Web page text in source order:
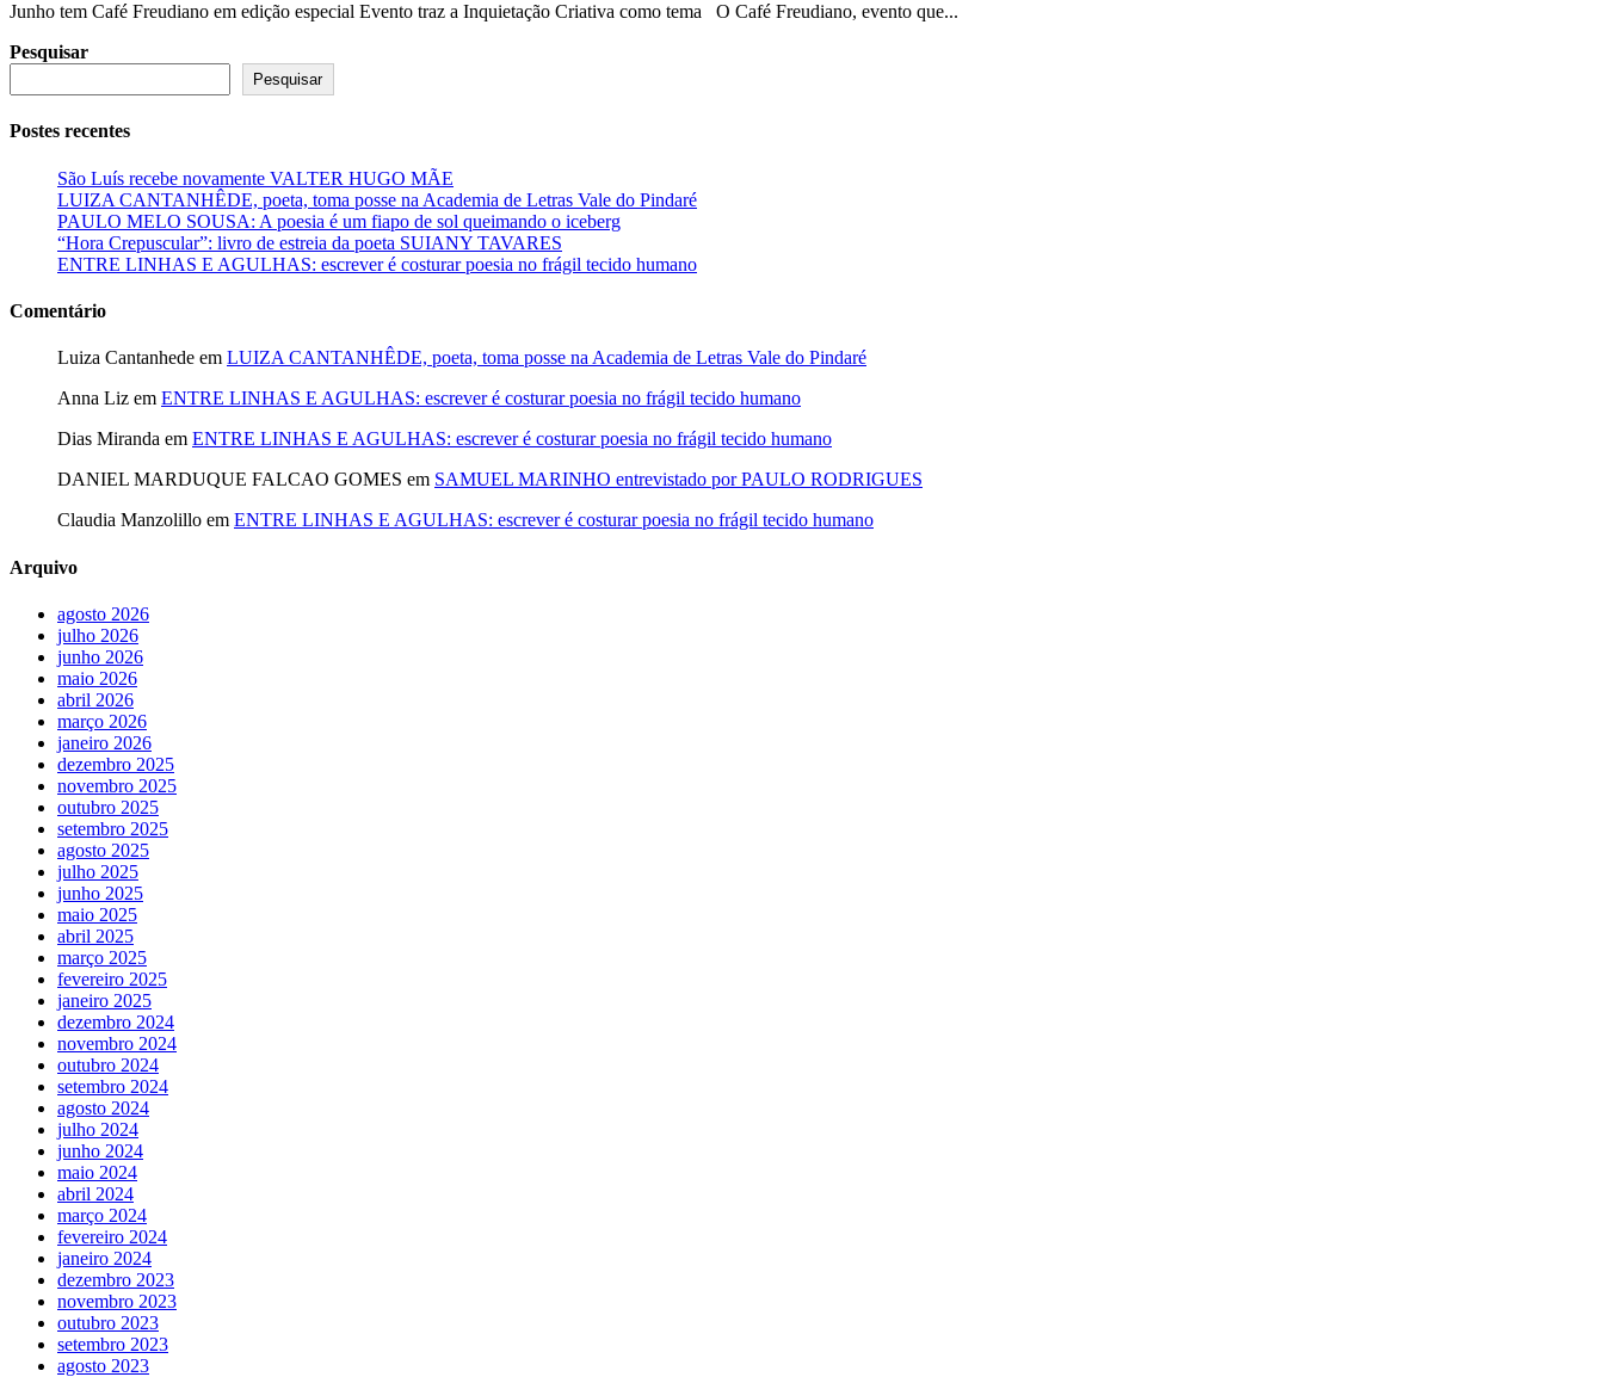
Junho tem Café Freudiano em edição especial Evento traz a Inquietação Criativa como tema O Café Freudiano, evento que...
Pesquisar
Pesquisar
Postes recentes
São Luís recebe novamente VALTER HUGO MÃE
LUIZA CANTANHÊDE, poeta, toma posse na Academia de Letras Vale do Pindaré
PAULO MELO SOUSA: A poesia é um fiapo de sol queimando o iceberg
“Hora Crepuscular”: livro de estreia da poeta SUIANY TAVARES
ENTRE LINHAS E AGULHAS: escrever é costurar poesia no frágil tecido humano
Comentário
Luiza Cantanhede em LUIZA CANTANHÊDE, poeta, toma posse na Academia de Letras Vale do Pindaré
Anna Liz em ENTRE LINHAS E AGULHAS: escrever é costurar poesia no frágil tecido humano
Dias Miranda em ENTRE LINHAS E AGULHAS: escrever é costurar poesia no frágil tecido humano
DANIEL MARDUQUE FALCAO GOMES em SAMUEL MARINHO entrevistado por PAULO RODRIGUES
Claudia Manzolillo em ENTRE LINHAS E AGULHAS: escrever é costurar poesia no frágil tecido humano
Arquivo
agosto 2026
julho 2026
junho 2026
maio 2026
abril 2026
março 2026
janeiro 2026
dezembro 2025
novembro 2025
outubro 2025
setembro 2025
agosto 2025
julho 2025
junho 2025
maio 2025
abril 2025
março 2025
fevereiro 2025
janeiro 2025
dezembro 2024
novembro 2024
outubro 2024
setembro 2024
agosto 2024
julho 2024
junho 2024
maio 2024
abril 2024
março 2024
fevereiro 2024
janeiro 2024
dezembro 2023
novembro 2023
outubro 2023
setembro 2023
agosto 2023